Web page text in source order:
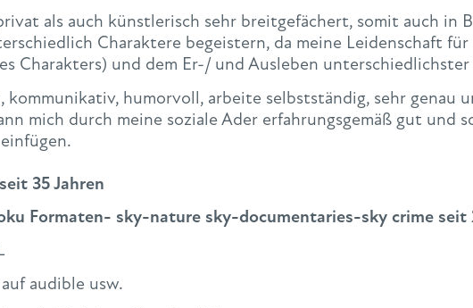
als auch künstlerisch sehr breitgefächert, somit auch in
Charaktere begeistern, da meine Leidenschaft
Charakters) und dem Er-/ und Ausleben
humorvoll, arbeite selbstständig, sehr genau
mich durch meine soziale Ader erfahrungsgemäß gut und
35 Jahren
Formaten- sky-nature sky-documentaries-sky crime seit
audible usw.